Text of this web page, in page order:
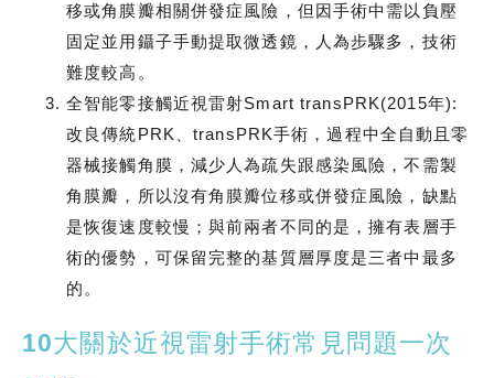
移或角膜瓣相關併發症風險，但因手術中需以負壓
固定並用鑷子手動提取微透鏡，人為步驟多，技術
難度較高。
全智能零接觸近視雷射Smart transPRK(2015年):
改良傳統PRK、transPRK手術，過程中全自動且零
器械接觸角膜，減少人為疏失跟感染風險，不需製
角膜瓣，所以沒有角膜瓣位移或併發症風險，缺點
是恢復速度較慢；與前兩者不同的是，擁有表層手
術的優勢，可保留完整的基質層厚度是三者中最多
的。
10大關於近視雷射手術常見問題一次